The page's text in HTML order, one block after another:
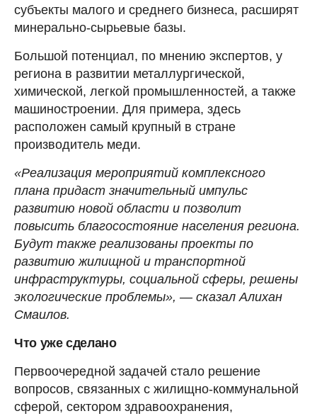
субъекты малого и среднего бизнеса, расширят
минерально-сырьевые базы.
Большой потенциал, по мнению экспертов, у
региона в развитии металлургической,
химической, легкой промышленностей, а также
машиностроении. Для примера, здесь
расположен самый крупный в стране
производитель меди.
«Реализация мероприятий комплексного
плана придаст значительный импульс
развитию новой области и позволит
повысить благосостояние населения региона.
Будут также реализованы проекты по
развитию жилищной и транспортной
инфраструктуры, социальной сферы, решены
экологические проблемы», — сказал Алихан
Смаилов.
Что уже сделано
Первоочередной задачей стало решение
вопросов, связанных с жилищно-коммунальной
сферой, сектором здравоохранения,